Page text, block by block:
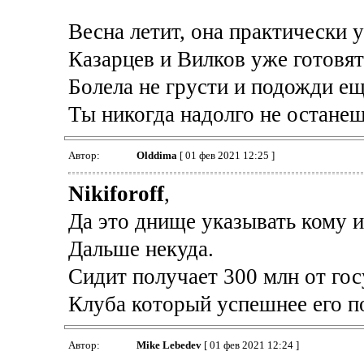
Весна летит, она практически
Казарцев и Вилков уже
Болела не грусти и подожди
Ты никогда надолго не
Автор: Olddima[ 01 фев 2021 12:25 ]
Nikiforoff,
Да это днище указывать кому
Дальше некуда.
Сидит получает 300 млн от
Клуба который успешнее его
Автор: Mike Lebedev[ 01 фев 2021 12:24 ]